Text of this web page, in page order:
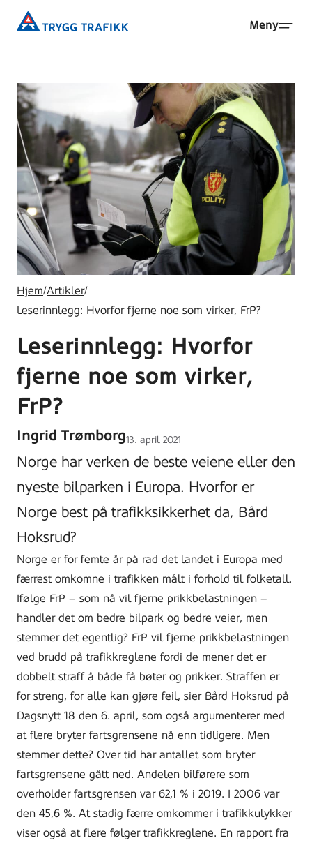
Trygg
Meny
Hjem/Artikler/
Leserinnlegg: Hvorfor fjerne noe som virker, FrP?
Leserinnlegg: Hvorfor
fjerne noe som virker,
FrP?
Ingrid TrømborgLagt
på
13. april 2021
Norge har verken de beste veiene eller den
nyeste bilparken i Europa. Hvorfor er
Norge best på trafikksikkerhet da, Bård
Hoksrud?
Norge er for femte år på rad det landet i Europa med
færrest omkomne i trafikken målt i forhold til folketall.
Ifølge FrP – som nå vil fjerne prikkbelastningen –
handler det om bedre bilpark og bedre veier, men
stemmer det egentlig? FrP vil fjerne prikkbelastningen
ved brudd på trafikkreglene fordi de mener det er
dobbelt straff å både få bøter og prikker. Straffen er
for streng, for alle kan gjøre feil, sier Bård Hoksrud på
Dagsnytt 18 den 6. april, som også argumenterer med
at flere bryter fartsgrensene nå enn tidligere. Men
stemmer dette? Over tid har antallet som bryter
fartsgrensene gått ned. Andelen bilførere som
overholder fartsgrensen var 62,1 % i 2019. I 2006 var
den 45,6 %. At stadig færre omkommer i trafikkulykker
viser også at flere følger trafikkreglene. En rapport fra